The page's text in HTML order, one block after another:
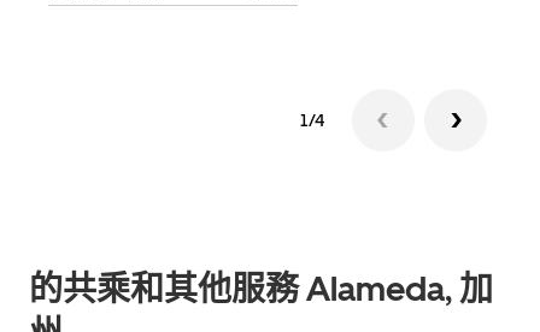
1/4
的共乘和其他服務 Alameda, 加